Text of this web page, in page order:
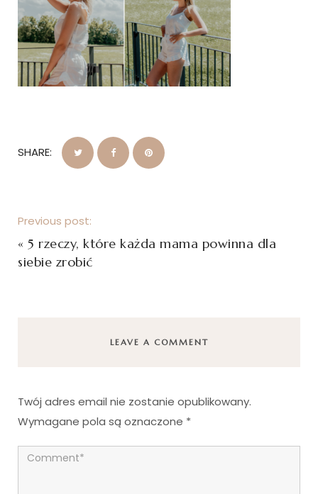
SHARE:
Previous post:
« 5 rzeczy, które każda mama powinna dla
siebie zrobić
LEAVE A COMMENT
Twój adres email nie zostanie opublikowany.
Wymagane pola są oznaczone *